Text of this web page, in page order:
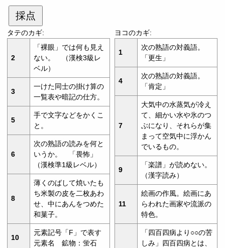
採点
タテのカギ:
2
「裸眼」では何も見え
ない。 （漢検3級レ
ベル）
3
一けた同士の掛け算の
一覧表や暗記の仕方。
5
手で文字などをかくこ
と。
6
次の熟語の読みを何と
いうか。 「畏怖」
（漢検準1級レベル）
8
薄くのばして焼いたも
ち米製の皮を二枚あわ
せ、中にあんをつめた
和菓子。
10
元素記号「F」で表す
元素名 鉱物：蛍石
ヨコのカギ:
1
次の熟語の対義語。
「更生」
4
次の熟語の対義語。
「肯定」
7
大気中の水蒸気が冷え
て、細かい水や氷のつ
ぶになり、それらが集
まって空気中に浮かん
でいるもの。
9
「楽譜」が読めない。
（漢字読み）
11
絵画の作風。絵画にあ
らわれた画家や流派の
特色。
「四百四病より○○の苦
しみ」四百四病とは、